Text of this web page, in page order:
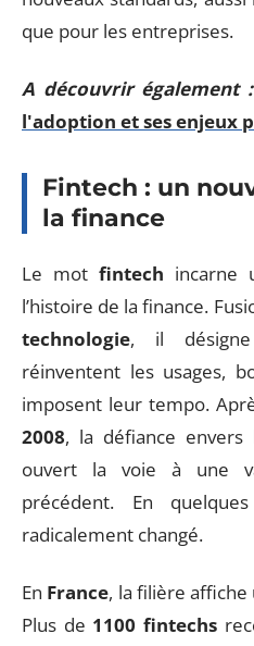
que pour les entreprises.
A découvrir également :
l'adoption et ses enjeux
Fintech : un
la finance
Le mot fintech incarne
l’histoire de la finance.
technologie, il
réinventent les usages,
imposent leur tempo.
2008, la défiance envers
ouvert la voie à une
précédent. En
radicalement changé.
En France, la filière
Plus de 1100 fintechs